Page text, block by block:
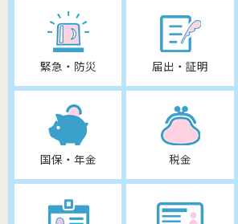
緊急・防災 届出・証明
国保・年金 税金